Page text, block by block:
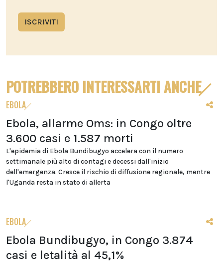
ISCRIVITI
POTREBBERO INTERESSARTI ANCHE
EBOLA
Ebola, allarme Oms: in Congo oltre
3.600 casi e 1.587 morti
L'epidemia di Ebola Bundibugyo accelera con il numero
settimanale più alto di contagi e decessi dall'inizio
dell'emergenza. Cresce il rischio di diffusione regionale, mentre
l'Uganda resta in stato di allerta
EBOLA
Ebola Bundibugyo, in Congo 3.874
casi e letalità al 45,1%